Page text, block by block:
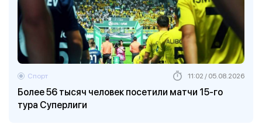
Более 56 тысяч человек посетили матчи 15-го
тура Суперлиги
Спорт 11:02 / 05.08.2026